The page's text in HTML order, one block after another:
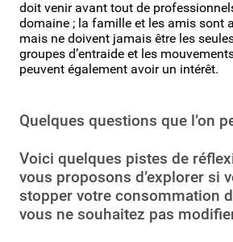
doit venir avant tout de
domaine ; la famille et les amis sont
mais ne doivent jamais être les
groupes d’entraide et les
peuvent également avoir un intérêt.
Quelques questions que l’on
Voici quelques pistes de
vous proposons d’explorer si
stopper votre consommation
vous ne souhaitez pas